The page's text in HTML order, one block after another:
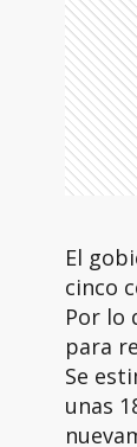
El
cinco
Por lo
para
Se
unas